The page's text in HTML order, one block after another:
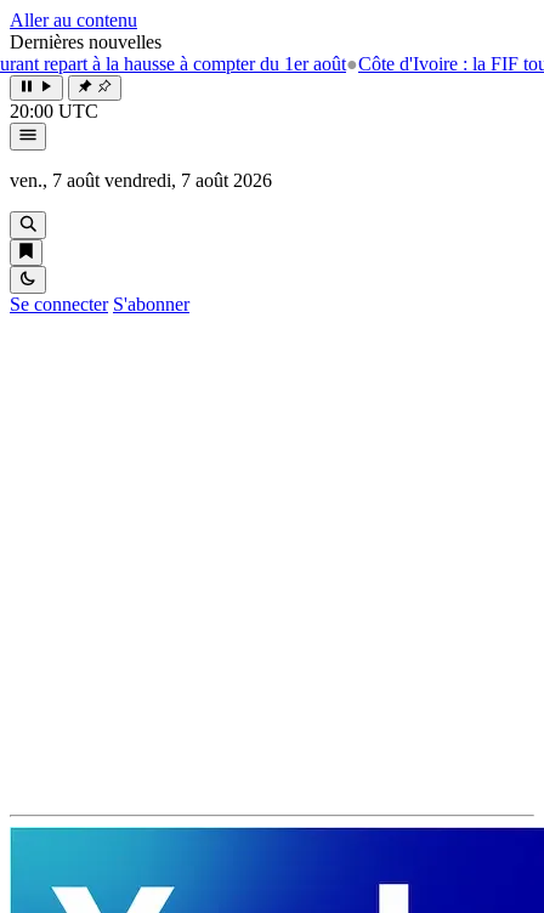
Aller au contenu
Dernières nouvelles
à la hausse à compter du 1er août●Côte d'Ivoire : la FIF tourne la
20:00 UTC
ven., 7 août vendredi, 7 août 2026
Se connecter S'abonner